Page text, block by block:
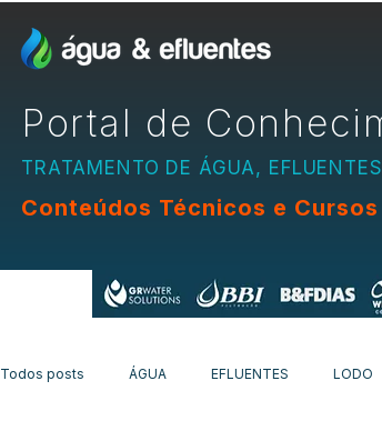
Portal de
TRATAMENTO DE ÁGUA,
Conteúdos Técnicos e Cursos
Todos posts ÁGUA EFLUENTES LODO